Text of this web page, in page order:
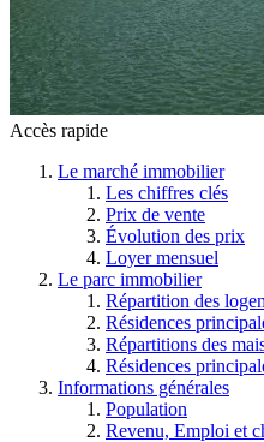
Accès rapide
Le marché immobilier
Les chiffres clés
Prix de vente
Évolution des prix
Loyer mensuel
Le parc immobilier
Répartition des
Résidences
Répartitions des
Résidences
Informations générales
Population
Revenu, Emploi et